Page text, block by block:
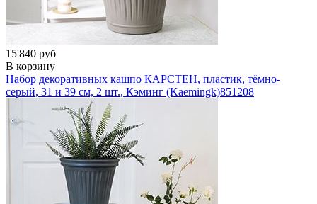
15'840 руб
В корзину
Набор декоративных кашпо КАРСТЕН, пластик, тёмно-
серый, 31 и 39 см, 2 шт., Кэминг (Kaemingk)851208